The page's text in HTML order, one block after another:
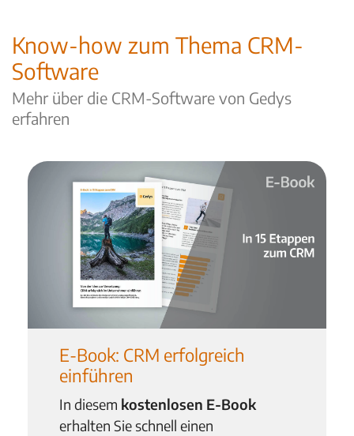
Know-how zum Thema CRM-
Software
Mehr über die CRM-Software von Gedys
erfahren
E-Book: CRM erfolgreich
einführen
In diesem kostenlosen E-Book
erhalten Sie schnell einen